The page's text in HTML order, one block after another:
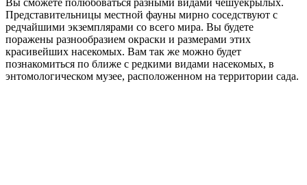
Вы сможете полюбоваться разными видами чешуекрылых.
Представительницы местной фауны мирно соседствуют с
редчайшими экземплярами со всего мира. Вы будете
поражены разнообразием окраски и размерами этих
красивейших насекомых. Вам так же можно будет
познакомиться по ближе с редкими видами насекомых, в
энтомологическом музее, расположенном на территории сада.